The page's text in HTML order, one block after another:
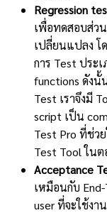
Regression
เพื่อทดสอบส่ว
เปลี่ยนแปลง โ
การ Test ประ
functions ดังนั้
Test เราจึงมี
script เป็น
Test Pro ที่ช่ว
Test Tool ใน
Acceptance
เหมือนกับ
user ที่จะใช้งา